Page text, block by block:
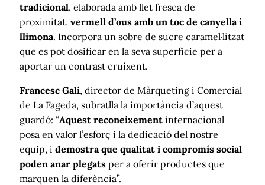
tradicional, elaborada amb llet fresca de
proximitat, vermell d’ous amb un toc de canyella i
llimona. Incorpora un sobre de sucre caramel·litzat
que es pot dosificar en la seva superfície per a
aportar un contrast cruixent.
Francesc Galí, director de Màrqueting i Comercial
de La Fageda, subratlla la importància d’aquest
guardó: “Aquest reconeixement internacional
posa en valor l’esforç i la dedicació del nostre
equip, i demostra que qualitat i compromís social
poden anar plegats per a oferir productes que
marquen la diferència”.